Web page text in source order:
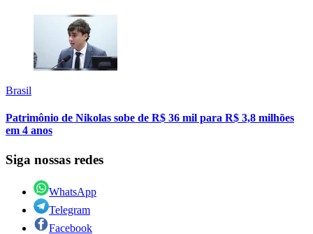
Brasil
Patrimônio de Nikolas sobe de R$ 36 mil para R$ 3,8 milhões
em 4 anos
Siga nossas redes
WhatsApp
Telegram
Facebook